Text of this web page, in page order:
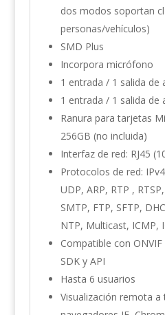
dos modos soportan
personas/vehículos)
SMD Plus
Incorpora micrófono
1 entrada / 1 salida de
1 entrada / 1 salida de
Ranura para tarjetas
256GB (no incluida)
Interfaz de red: RJ45
Protocolos de red:
UDP, ARP, RTP ,
SMTP, FTP, SFTP,
NTP, Multicast, ICMP,
Compatible con
SDK y API
Hasta 6 usuarios
Visualización remota a